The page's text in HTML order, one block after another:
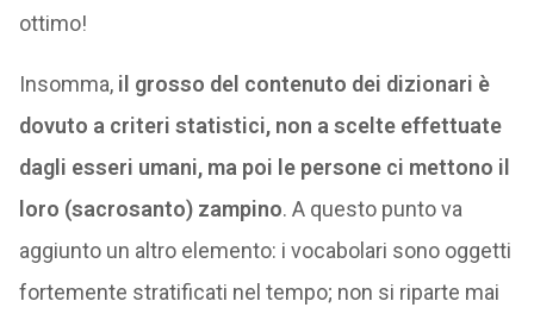
ottimo!
Insomma, il grosso del contenuto dei dizionari è
dovuto a criteri statistici, non a scelte effettuate
dagli esseri umani, ma poi le persone ci mettono il
loro (sacrosanto) zampino. A questo punto va
aggiunto un altro elemento: i vocabolari sono oggetti
fortemente stratificati nel tempo; non si riparte mai